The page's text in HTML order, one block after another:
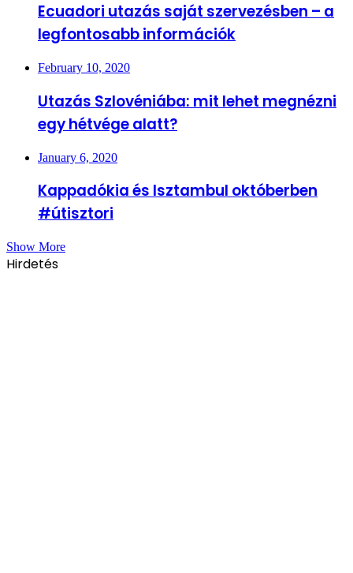
Ecuadori utazás saját szervezésben – a
legfontosabb információk
February 10, 2020
Utazás Szlovéniába: mit lehet megnézni
egy hétvége alatt?
January 6, 2020
Kappadókia és Isztambul októberben
#útisztori
Show More
Hirdetés